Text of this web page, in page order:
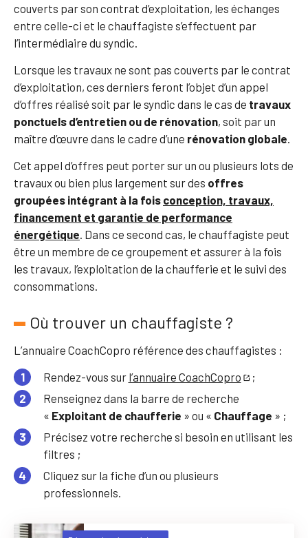
couverts par son contrat d’exploitation, les échanges
entre celle-ci et le chauffagiste s’effectuent par
l’intermédiaire du syndic.
Lorsque les travaux ne sont pas couverts par le contrat
d’exploitation, ces derniers feront l’objet d’un appel
d’offres réalisé soit par le syndic dans le cas de travaux
ponctuels d’entretien ou de rénovation, soit par un
maître d’œuvre dans le cadre d’une rénovation globale.
Cet appel d’offres peut porter sur un ou plusieurs lots de
travaux ou bien plus largement sur des offres
groupées intégrant à la fois conception, travaux,
financement et garantie de performance
énergétique. Dans ce second cas, le chauffagiste peut
être un membre de ce groupement et assurer à la fois
les travaux, l’exploitation de la chaufferie et le suivi des
consommations.
Où trouver un chauffagiste ?
L’annuaire CoachCopro référence des chauffagistes :
Rendez-vous sur l’annuaire CoachCopro
;
Renseignez dans la barre de recherche
« Exploitant de chaufferie » ou « Chauffage » ;
Précisez votre recherche si besoin en utilisant les
filtres ;
Cliquez sur la fiche d’un ou plusieurs
professionnels.